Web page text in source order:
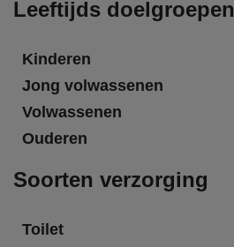
Leeftijds doelgroepen
Kinderen
Jong volwassenen
Volwassenen
Ouderen
Soorten verzorging
Toilet